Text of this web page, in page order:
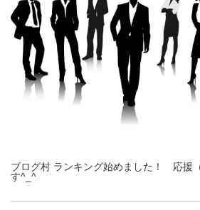
ブログ村 ランキング始めました！ 応援
す^_^